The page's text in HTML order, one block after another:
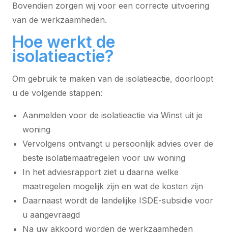
Bovendien zorgen wij voor een correcte uitvoering
van de werkzaamheden.
Hoe werkt de
isolatieactie?
Om gebruik te maken van de isolatieactie, doorloopt
u de volgende stappen:
Aanmelden voor de isolatieactie via Winst uit je
woning
Vervolgens ontvangt u persoonlijk advies over de
beste isolatiemaatregelen voor uw woning
In het adviesrapport ziet u daarna welke
maatregelen mogelijk zijn en wat de kosten zijn
Daarnaast wordt de landelijke ISDE-subsidie voor
u aangevraagd
Na uw akkoord worden de werkzaamheden